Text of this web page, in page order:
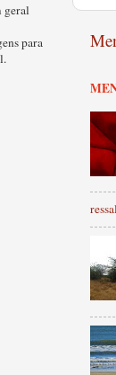
geral
para